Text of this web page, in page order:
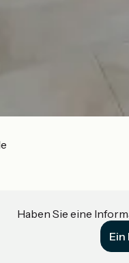
Haben Sie eine
Ein